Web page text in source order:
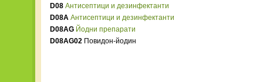
D08 Антисептици и дезинфектанти
D08A Антисептици и дезинфектанти
D08AG Йодни препарати
D08AG02 Повидон-йодин